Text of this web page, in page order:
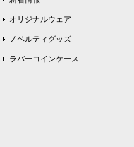
オリジナルウェア
ノベルティグッズ
ラバーコインケース